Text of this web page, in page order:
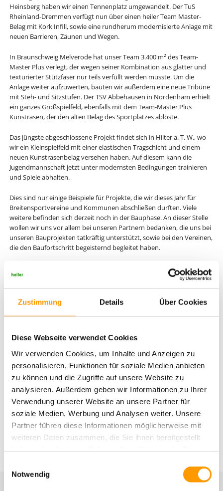
Zustimmung Details Über Cookies
Diese Webseite verwendet Cookies
Wir verwenden Cookies, um Inhalte und Anzeigen zu
personalisieren, Funktionen für soziale Medien anbieten
zu können und die Zugriffe auf unsere Website zu
analysieren. Außerdem geben wir Informationen zu Ihrer
Verwendung unserer Website an unsere Partner für
soziale Medien, Werbung und Analysen weiter. Unsere
Partner führen diese Informationen möglicherweise mit
weiteren Daten zusammen, die Sie ihnen bereitgestellt
Cookies, wenn Sie unsere Webseite weiterhin nutzen.
Notwendig
Heinsberg haben wir einen Tennenplatz umgewandelt. Der TuS
Rheinland-Dremmen verfügt nun über einen heiler Team Master-
Belag mit Kork Infill, sowie eine rundherum modernisierte Anlage mit
neuen Barrieren, Zäunen und Wegen.
In Braunschweig Melverode hat unser Team 3.400 m² des Team-
Master Plus verlegt, der wegen seiner Kombination aus glatter und
texturierter Stützfaser nur teils verfüllt werden musste. Um die
Anlage weiter aufzuwerten, bauten wir außerdem eine neue Tribüne
mit Steh- und Sitzstufen. Der TSV Abbehausen in Nordenham erhielt
ein ganzes Großspielfeld, ebenfalls mit dem Team-Master Plus
Kunstrasen, der den alten Belag des Sportplatzes ablöste.
Das jüngste abgeschlossene Projekt findet sich in Hilter a. T. W., wo
wir ein Kleinspielfeld mit einer elastischen Tragschicht und einem
neuen Kunstrasenbelag versehen haben. Auf diesem kann die
Jugendmannschaft jetzt unter modernsten Bedingungen trainieren
und Spiele abhalten.
Dies sind nur einige Beispiele für Projekte, die wir dieses Jahr für
Breitensportvereine und Kommunen abschließen durften. Viele
weitere befinden sich derzeit noch in der Bauphase. An dieser Stelle
wollen wir uns vor allem bei unseren Partnern bedanken, die uns bei
unseren Bauprojekten tatkräftig unterstützt, sowie bei den Vereinen,
die den Baufortschritt begeisternd begleitet haben.
Der Kunstrasenplatz in Halle (Westf.) fügt sich in das neue
Sportzentrum ein.